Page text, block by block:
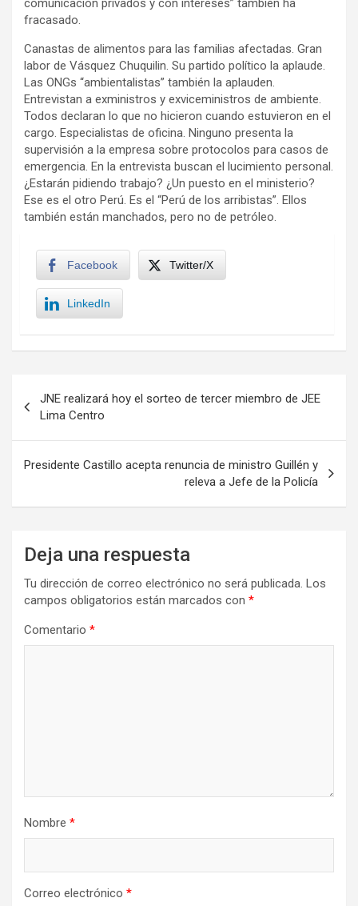
comunicación privados y con intereses” también ha
fracasado.
Canastas de alimentos para las familias afectadas. Gran
labor de Vásquez Chuquilin. Su partido político la aplaude.
Las ONGs “ambientalistas” también la aplauden.
Entrevistan a exministros y exviceministros de ambiente.
Todos declaran lo que no hicieron cuando estuvieron en el
cargo. Especialistas de oficina. Ninguno presenta la
supervisión a la empresa sobre protocolos para casos de
emergencia. En la entrevista buscan el lucimiento personal.
¿Estarán pidiendo trabajo? ¿Un puesto en el ministerio?
Ese es el otro Perú. Es el “Perú de los arribistas”. Ellos
también están manchados, pero no de petróleo.
Facebook Twitter/X
LinkedIn
de
entradas
JNE realizará hoy el sorteo de tercer miembro de JEE
Lima Centro
Presidente Castillo acepta renuncia de ministro Guillén y
releva a Jefe de la Policía
Deja una respuesta
Tu dirección de correo electrónico no será publicada. Los
campos obligatorios están marcados con *
Comentario *
Nombre *
Correo electrónico *